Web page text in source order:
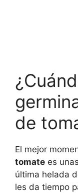
de
El mejor
tomate es
última helada
les da tiempo